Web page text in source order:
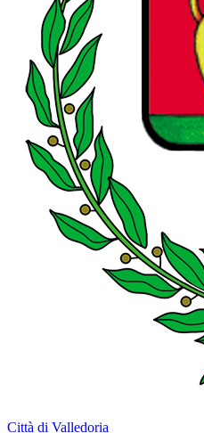
Città di Valledoria